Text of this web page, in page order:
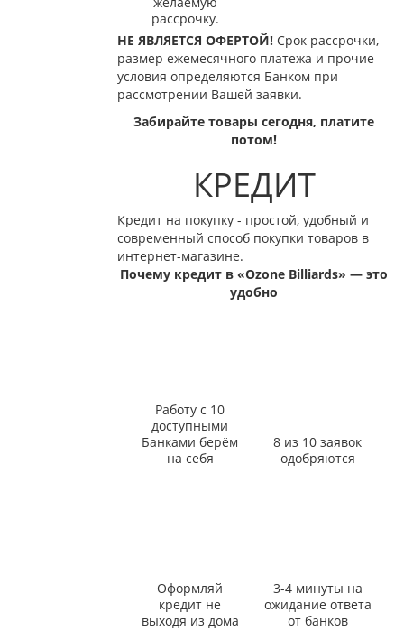
рассрочку.
НЕ ЯВЛЯЕТСЯ ОФЕРТОЙ! Срок рассрочки,
размер ежемесячного платежа и прочие
условия определяются Банком при
рассмотрении Вашей заявки.
Забирайте товары сегодня, платите
потом!
КРЕДИТ
Кредит на покупку - простой, удобный и
современный способ покупки товаров в
интернет-магазине.
Почему кредит в «Ozone Billiards» — это
удобно
Работу с 10
доступными
Банками берём
на себя
8 из 10 заявок
одобряются
Оформляй
кредит не
выходя из дома
3-4 минуты на
ожидание ответа
от банков